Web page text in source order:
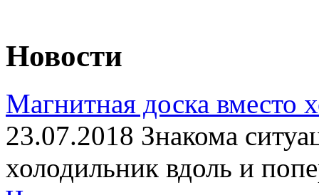
Новости
Магнитная доска вместо
23.07.2018 Знакома
холодильник вдоль и